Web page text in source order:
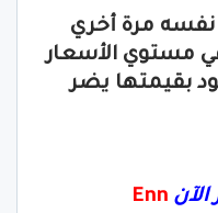
نفسه مرة أخري
مستوي الأسعار
بقيمتها يضر
Enn